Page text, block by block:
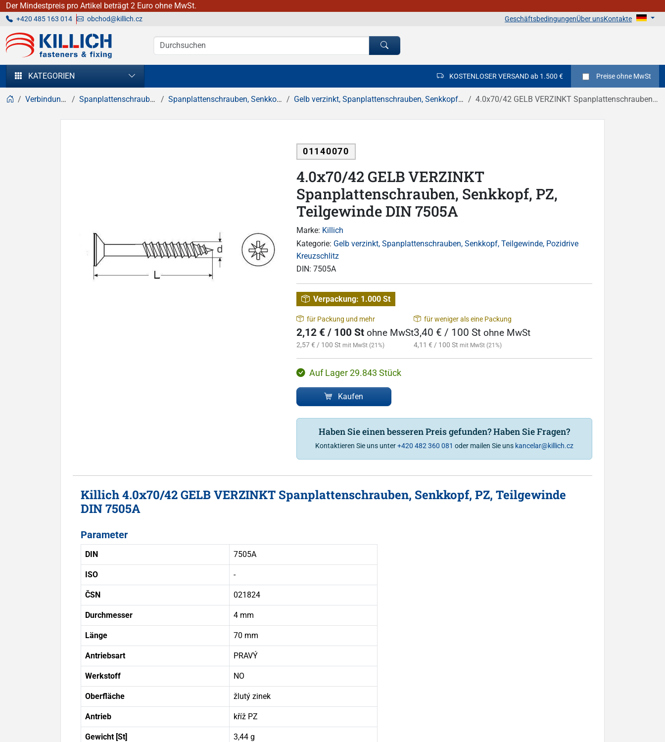
Der Mindestpreis pro Artikel beträgt 2 Euro ohne MwSt.
+420 485 163 014 obchod@killich.cz GeschäftsbedingungenÜber unsKontakte
KILLICH - Verbindungselemente
KATEGORIEN KOSTENLOSER VERSAND ab 1.500 € Preiseohne MwSt
Verbindungselemente Spanplattenschrauben, Holzschrauben Spanplattenschrauben, Senkkopf, Pozidrive Kreuzschlitz Gelb verzinkt, Spanplattenschrauben, Senkkopf, Teilgewinde, Pozidrive Kreuzschlitz 4.0x70/42 GELB VERZINKT Spanplattenschrauben, Senkkopf, PZ, Teilgewinde DIN 7505A
01140070
4.0x70/42 GELB VERZINKT
Spanplattenschrauben, Senkkopf, PZ,
Teilgewinde DIN 7505A
Marke: Killich
Kategorie: Gelb verzinkt, Spanplattenschrauben, Senkkopf, Teilgewinde, Pozidrive
Kreuzschlitz
DIN: 7505A
Verpackung: 1.000 St
für Packung und mehr
2,12 € / 100 St ohne MwSt
2,57 € / 100 St mit MwSt (21%)
für weniger als eine Packung
3,40 € / 100 St ohne MwSt
4,11 € / 100 St mit MwSt (21%)
Auf Lager 29.843 Stück
Kaufen
Haben Sie einen besseren Preis gefunden? Haben Sie Fragen?
Kontaktieren Sie uns unter+420 482 360 081 oder mailen Sie uns kancelar@killich.cz
Killich 4.0x70/42 GELB VERZINKT Spanplattenschrauben, Senkkopf, PZ, Teilgewinde
DIN 7505A
Parameter
DIN 7505A
ISO -
ČSN 021824
Durchmesser 4 mm
Länge 70 mm
Antriebsart PRAVÝ
Werkstoff NO
Oberfläche žlutý zinek
Antrieb kříž PZ
Gewicht [St] 3,44 g